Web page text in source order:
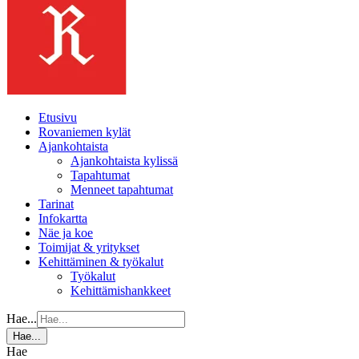
Etusivu
Rovaniemen kylät
Ajankohtaista
Ajankohtaista kylissä
Tapahtumat
Menneet tapahtumat
Tarinat
Infokartta
Näe ja koe
Toimijat & yritykset
Kehittäminen & työkalut
Työkalut
Kehittämishankkeet
Hae...
Hae...
Hae